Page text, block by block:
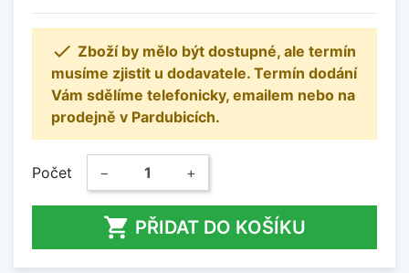
 Zboží by mělo být dostupné, ale termín
musíme zjistit u dodavatele. Termín dodání
Vám sdělíme telefonicky, emailem nebo na
prodejně v Pardubicích.
Počet − +
 PŘIDAT DO KOŠÍKU